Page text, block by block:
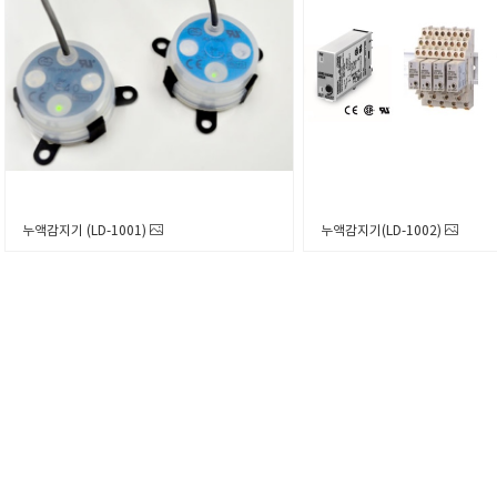
누액감지기 (LD-1001) 누액감지기(LD-1002)